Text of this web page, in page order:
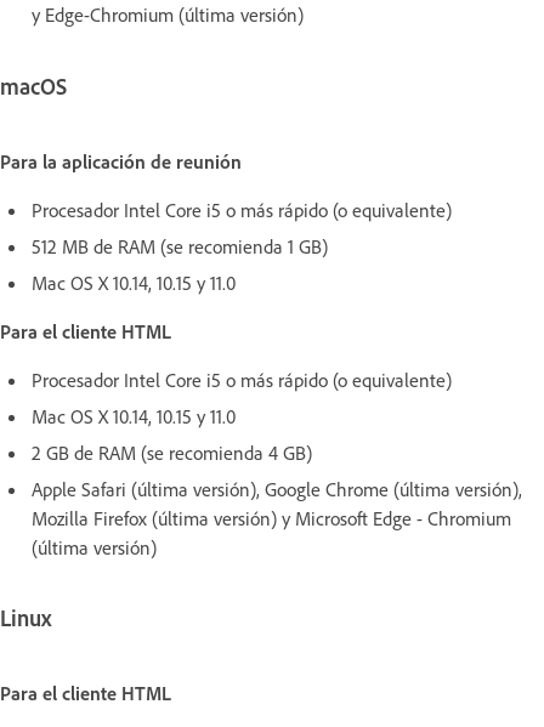
y Edge-Chromium (última versión)
macOS
Para la aplicación de reunión
Procesador Intel Core i5 o más rápido (o equivalente)
512 MB de RAM (se recomienda 1 GB)
Mac OS X 10.14, 10.15 y 11.0
Para el cliente HTML
Procesador Intel Core i5 o más rápido (o equivalente)
Mac OS X 10.14, 10.15 y 11.0
2 GB de RAM (se recomienda 4 GB)
Apple Safari (última versión), Google Chrome (última versión),
Mozilla Firefox (última versión) y Microsoft Edge - Chromium
(última versión)
Linux
Para el cliente HTML